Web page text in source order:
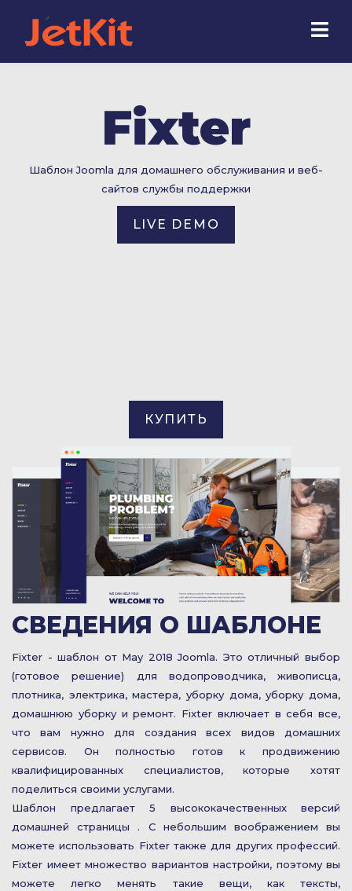
Fixter
Шаблон Joomla для домашнего обслуживания и веб-
сайтов службы поддержки
LIVE DEMO
КУПИТЬ
СВЕДЕНИЯ О ШАБЛОНЕ
Fixter - шаблон от May 2018 Joomla. Это отличный выбор
(готовое решение) для водопроводчика, живописца,
плотника, электрика, мастера, уборку дома, уборку дома,
домашнюю уборку и ремонт. Fixter включает в себя все,
что вам нужно для создания всех видов домашних
сервисов. Он полностью готов к продвижению
квалифицированных специалистов, которые хотят
поделиться своими услугами.
Шаблон предлагает 5 высококачественных версий
домашней страницы . С небольшим воображением вы
можете использовать Fixter также для других профессий.
Fixter имеет множество вариантов настройки, поэтому вы
можете легко менять такие вещи, как тексты,